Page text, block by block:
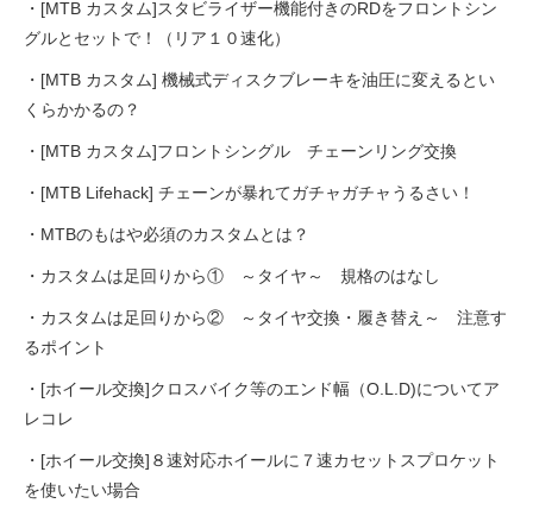
・[MTB カスタム]スタビライザー機能付きのRDをフロントシン
グルとセットで！（リア１０速化）
・[MTB カスタム] 機械式ディスクブレーキを油圧に変えるとい
くらかかるの？
・[MTB カスタム]フロントシングル チェーンリング交換
・[MTB Lifehack] チェーンが暴れてガチャガチャうるさい！
・MTBのもはや必須のカスタムとは？
・カスタムは足回りから① ～タイヤ～ 規格のはなし
・カスタムは足回りから② ～タイヤ交換・履き替え～ 注意す
るポイント
・[ホイール交換]クロスバイク等のエンド幅（O.L.D)についてア
レコレ
・[ホイール交換]８速対応ホイールに７速カセットスプロケット
を使いたい場合